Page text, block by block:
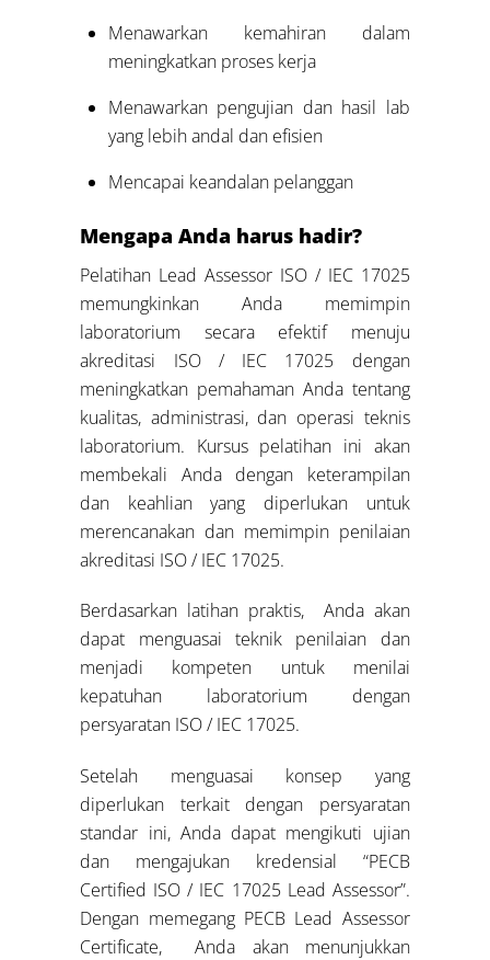
Menawarkan kemahiran dalam
meningkatkan proses kerja
Menawarkan pengujian dan hasil lab
yang lebih andal dan efisien
Mencapai keandalan pelanggan
Mengapa Anda harus hadir?
Pelatihan Lead Assessor ISO / IEC 17025
memungkinkan Anda memimpin
laboratorium secara efektif menuju
akreditasi ISO / IEC 17025 dengan
meningkatkan pemahaman Anda tentang
kualitas, administrasi, dan operasi teknis
laboratorium. Kursus pelatihan ini akan
membekali Anda dengan keterampilan
dan keahlian yang diperlukan untuk
merencanakan dan memimpin penilaian
akreditasi ISO / IEC 17025.
Berdasarkan latihan praktis, Anda akan
dapat menguasai teknik penilaian dan
menjadi kompeten untuk menilai
kepatuhan laboratorium dengan
persyaratan ISO / IEC 17025.
Setelah menguasai konsep yang
diperlukan terkait dengan persyaratan
standar ini, Anda dapat mengikuti ujian
dan mengajukan kredensial “PECB
Certified ISO / IEC 17025 Lead Assessor”.
Dengan memegang PECB Lead Assessor
Certificate, Anda akan menunjukkan